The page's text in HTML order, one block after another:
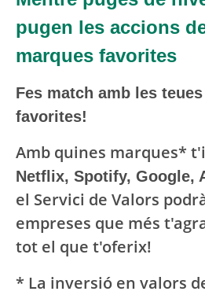
pugen les accions
marques favorites
Fes match amb les
favorites!​ ​
Amb quines marques*
Netflix, Spotify, Google,
el Servici de Valors
empreses que més
tot el que t'oferix!​
* La inversió en valors